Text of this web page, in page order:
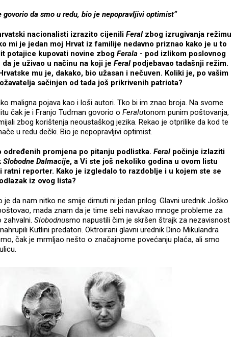
govorio da smo u redu, bio je nepopravljivi optimist“
nacionalisti izrazito cijenili Feral zbog izrugivanja režimu
mi je jedan moj Hrvat iz familije nedavno priznao kako je u to
potajice kupovati novine zbog Ferala - pod izlikom poslovnog
je uživao u načinu na koji je Feral podjebavao tadašnji režim.
mu je, dakako, bio užasan i nečuven. Koliki je, po vašim
sačinjen od tada još prikrivenih patriota?
maligna pojava kao i loši autori. Tko bi im znao broja. Na svome
čak je i Franjo Tuđman govorio o Feralutonom punim poštovanja,
zbog korištenja neoustaškog jezika. Rekao je otprilike da kod te
u redu dečki. Bio je nepopravljivi optimist.
promjena po pitanju podlistka. Feral počinje izlaziti
Slobodne Dalmacije, a Vi ste još nekoliko godina u ovom listu
ratni reporter. Kako je izgledalo to razdoblje i u kojem ste se
iz ovog lista?
je da nam nitko ne smije dirnuti ni jedan prilog. Glavni urednik Joško
mada znam da je time sebi navukao mnoge probleme za
Slobodnusmo napustili čim je skršen štrajk za nezavisnost
Kutlini predatori. Oktroirani glavni urednik Dino Mikulandra
čak je mrmljao nešto o značajnome povećanju plaća, ali smo